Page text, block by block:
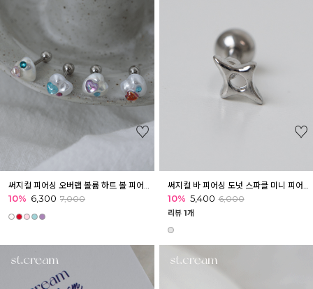
써지컬 피어싱 오버랩 볼륨 하트 볼 피어싱 귓볼 귓바퀴 이너컨츠
10% 6,300 7,000
써지컬 바 피어싱 도넛 스파클 미니 피어싱 이너컨츠 아웃컨츠 귓바퀴
10% 5,400 6,000
리뷰 1개